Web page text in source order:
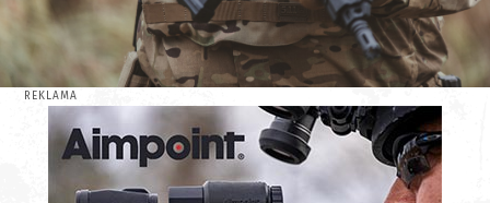
REKLAMA